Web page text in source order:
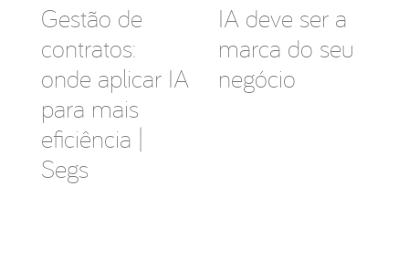
Gestão de
contratos:
onde aplicar IA
para mais
eficiência |
Segs
IA deve ser a
marca do seu
negócio